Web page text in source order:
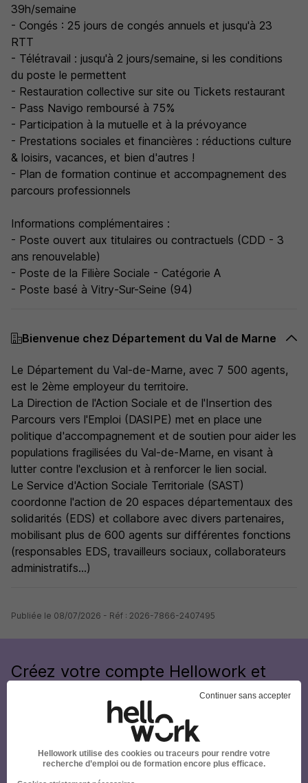
39h/semaine
- Congés : 25 jours de congés annuels et jusqu'à 23
RTT
- Télétravail : jusqu'à 2 jours/semaine, si les conditions
du poste le permettent
- Restauration collective sur site ou Tickets restaurant
- Pass Navigo remboursé à 75%
- Participation à la mutuelle et à la prévoyance
- Prestations sociales et financières : réductions culture
& loisirs, vacances, et bien d'autres !
- Plan de formation continue et accompagnement des
parcours professionnels
Informations complémentaires :
- Poste ouvert aux titulaires ou contractuels (CDD - 3
ans renouvelable)
- Poste de la Filière Sociale - Catégorie A
- Poste basé à Vitry-Sur-Seine (94)
Bienvenue chez Département du Val de Marne
Le Département du Val-de-Marne, avec 7 500 agents,
est le 2ème employeur du territoire.
La Direction de l'Action Sociale et de l'Insertion des
Parcours vers l'Emploi (DASIPE) met en place une
politique d'accompagnement et de soutien pour aider les
populations fragilisées du Val-de-Marne, en visant à
lutter contre l'exclusion et à renforcer le lien social.
Le Service d'Action Sociale Territoriale (SAST)
coordonne l'action de 20 espaces départementaux des
solidarités (EDS) et collabore avec divers partenaires,
mobilisant plus de 600 agents sur différentes fonctions
(responsables EDS, travailleurs sociaux, collaborateurs
administratifs...)
Publiée le 08/07/2026 - Réf : 2026-7866-2407495
Créez votre compte Hellowork et
envoyez votre candidature !Continuer sans accepter
Hellowork utilise des cookies ou traceurs pour rendre votre
recherche d’emploi ou de formation encore plus efficace.